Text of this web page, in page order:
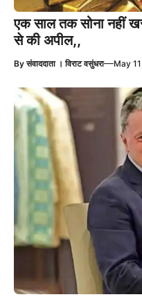
एक साल तक सोना नहीं
से की अपील,,
Byसंवाददाता । विराट वसुंधरा—May